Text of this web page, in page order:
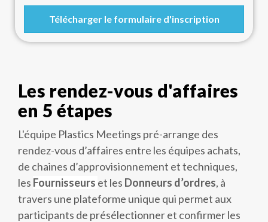
Télécharger le formulaire d'inscription
Les rendez-vous d'affaires
en 5 étapes
L'équipe Plastics Meetings pré-arrange des
rendez-vous d’affaires entre les équipes achats,
de chaines d’approvisionnement et techniques,
les Fournisseurs et les Donneurs d’ordres, à
travers une plateforme unique qui permet aux
participants de présélectionner et confirmer les